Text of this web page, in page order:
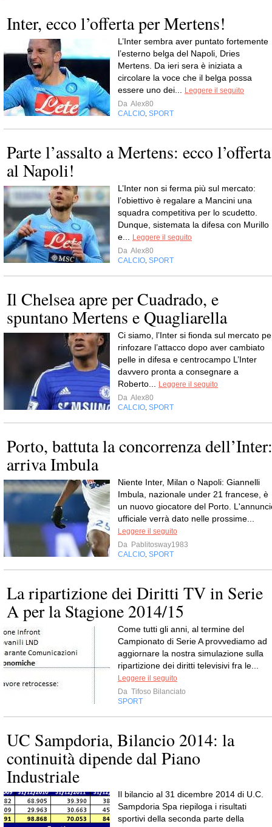
Inter, ecco l’offerta per Mertens!
L’Inter sembra aver puntato fortemente
l’esterno belga del Napoli, Dries
Mertens. Da ieri sera è iniziata a
circolare la voce che il belga possa
essere uno dei...
Leggere il seguito
Da Alex80
CALCIO SPORT
Parte l’assalto a Mertens: ecco l’offerta
al Napoli!
L’Inter non si ferma più sul mercato:
l’obiettivo è regalare a Mancini una
squadra competitiva per lo scudetto.
Dunque, sistemata la difesa con Murillo
e...
Leggere il seguito
Da Alex80
CALCIO SPORT
Il Chelsea apre per Cuadrado, e
spuntano Mertens e Quagliarella
Ci siamo, l’Inter si fionda sul mercato
rinfozare l’attacco dopo aver cambiato
pelle in difesa e centrocampo L’Inter
davvero pronta a consegnare a
Roberto...
Leggere il seguito
Da Alex80
CALCIO SPORT
Porto, battuta la concorrenza dell’Inter:
arriva Imbula
Niente Inter, Milan o Napoli: Giannelli
Imbula, nazionale under 21 francese, è
un nuovo giocatore del Porto.
ufficiale verrà dato nelle prossime...
Leggere il seguito
Da Pablitosway1983
CALCIO SPORT
La ripartizione dei Diritti TV in Serie
A per la Stagione 2014/15
Come tutti gli anni, al termine del
Campionato di Serie A provvediamo ad
aggiornare la nostra simulazione sulla
ripartizione dei diritti televisivi fra le...
Leggere il seguito
Da Tifoso Bilanciato
SPORT
UC Sampdoria, Bilancio 2014: la
continuità dipende dal Piano
Industriale
Il bilancio al 31 dicembre 2014 di U.C.
Sampdoria Spa riepiloga i risultati
sportivi della seconda parte della